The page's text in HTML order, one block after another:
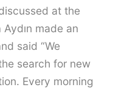
at the
made an
said “We
search for new
Every morning